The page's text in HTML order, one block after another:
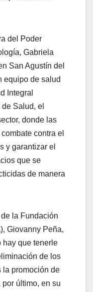
del Poder
Gabriela
San Agustín del
equipo de salud
Integral
Salud, el
donde las
contra el
y garantizar el
que se
de manera
la Fundación
Giovanny Peña,
hay que tenerle
de los
la promoción de
por último, en su